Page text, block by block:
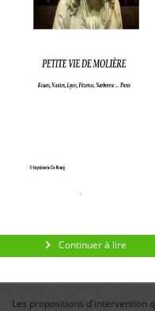
Continuer à lire
Les propositions d'intervention